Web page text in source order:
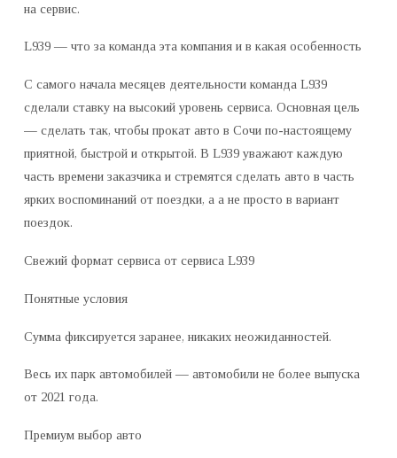
на сервис.
L939 — что за команда эта компания и в какая особенность
С самого начала месяцев деятельности команда L939
сделали ставку на высокий уровень сервиса. Основная цель
— сделать так, чтобы прокат авто в Сочи по-настоящему
приятной, быстрой и открытой. В L939 уважают каждую
часть времени заказчика и стремятся сделать авто в часть
ярких воспоминаний от поездки, а а не просто в вариант
поездок.
Свежий формат сервиса от сервиса L939
Понятные условия
Сумма фиксируется заранее, никаких неожиданностей.
Весь их парк автомобилей — автомобили не более выпуска
от 2021 года.
Премиум выбор авто